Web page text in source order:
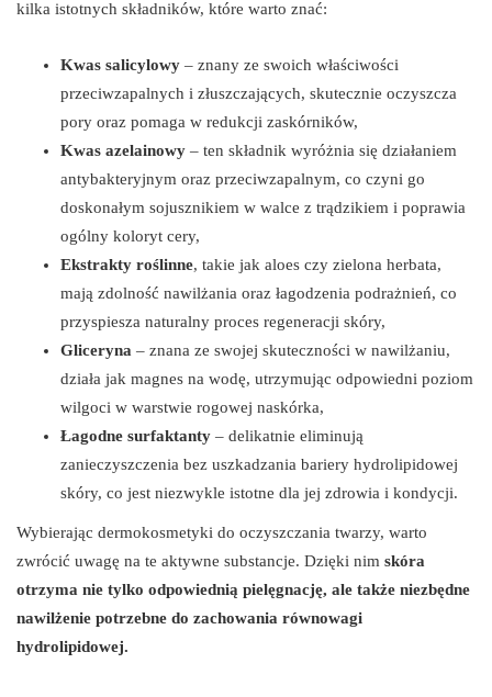
kilka istotnych składników, które warto znać:
Kwas salicylowy – znany ze swoich właściwości
przeciwzapalnych i złuszczających, skutecznie oczyszcza
pory oraz pomaga w redukcji zaskórników,
Kwas azelainowy – ten składnik wyróżnia się działaniem
antybakteryjnym oraz przeciwzapalnym, co czyni go
doskonałym sojusznikiem w walce z trądzikiem i poprawia
ogólny koloryt cery,
Ekstrakty roślinne, takie jak aloes czy zielona herbata,
mają zdolność nawilżania oraz łagodzenia podrażnień, co
przyspiesza naturalny proces regeneracji skóry,
Gliceryna – znana ze swojej skuteczności w nawilżaniu,
działa jak magnes na wodę, utrzymując odpowiedni poziom
wilgoci w warstwie rogowej naskórka,
Łagodne surfaktanty – delikatnie eliminują
zanieczyszczenia bez uszkadzania bariery hydrolipidowej
skóry, co jest niezwykle istotne dla jej zdrowia i kondycji.
Wybierając dermokosmetyki do oczyszczania twarzy, warto
zwrócić uwagę na te aktywne substancje. Dzięki nim skóra
otrzyma nie tylko odpowiednią pielęgnację, ale także niezbędne
nawilżenie potrzebne do zachowania równowagi
hydrolipidowej.